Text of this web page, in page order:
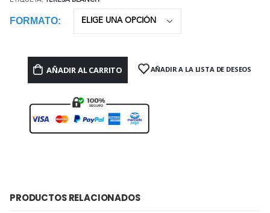
FORMATO
AÑADIR AL CARRITO AÑADIR A LA LISTA DE DESEOS
PRODUCTOS RELACIONADOS